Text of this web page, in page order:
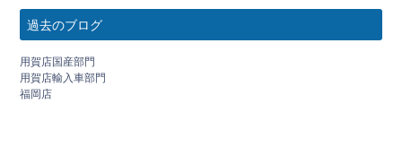
過去のブログ
用賀店国産部門
用賀店輸入車部門
福岡店